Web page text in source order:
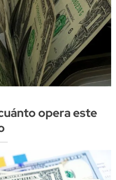
opera este